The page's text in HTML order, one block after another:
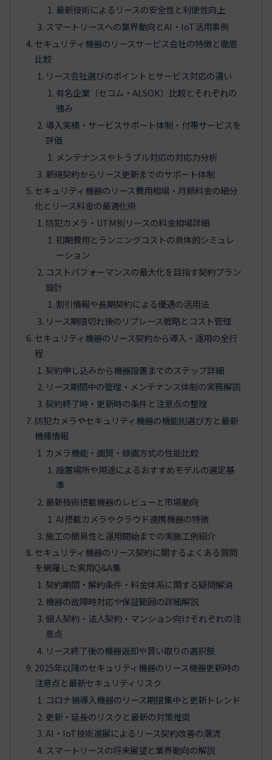
最新技術によるリースの安全性と利便性向上
スマートリースへの業界動向とAI・IoT活用事例
セキュリティ機器のリースサービス会社の特徴と徹底
比較
リース会社選びのポイントとサービス対応の違い
有名企業（セコム・ALSOK）比較とそれぞれの
強み
導入実績・サービスサポート体制・付帯サービスを
評価
メンテナンスやトラブル対応の対応力分析
新規契約からリース更新までのサポート体制
セキュリティ機器のリース費用相場・月額料金の細分
化とリース料金の最適化術
防犯カメラ・UTM別リースの料金相場詳細
初期費用とランニングコストの具体的シミュレ
ーション
コストパフォーマンスの最大化を目指す契約プラン
設計
割引情報や長期契約による優遇の活用法
リース期限切れ後のリプレース戦略とコスト管理
セキュリティ機器のリース契約から導入・運用の全行
程
契約申し込みから機器設置までのステップ詳細
リース期間中の管理・メンテナンス体制の実務解説
契約終了時・更新時の条件と注意点の整理
防犯カメラやセキュリティ機器の機能別選び方と最新
機種情報
カメラ機能・画質・録画方式の性能比較
設置場所や用途によるおすすめモデルの選定基
準
最新技術搭載機器のレビューと市場動向
AI搭載カメラやクラウド連携機器の特徴
施工の簡易性と運用開始までの実施工例紹介
セキュリティ機器のリース契約に関するよくある質問
を網羅した実用Q&A集
契約期間・解約条件・料金体系に関する疑問解消
機器の故障時対応や保証範囲の詳細解説
個人契約・法人契約・マンション向けそれぞれの注
意点
リース終了後の機器返却や買い取りの選択肢
2025年以降のセキュリティ機器のリース機器更新時の
注意点と最新セキュリティリスク
コロナ禍導入機器のリース期限集中と更新トレンド
更新・延長のリスクと最新の対策推奨
AI・IoT技術進展によるリース契約改善の潮流
スマートリースの将来展望と業界動向の解説